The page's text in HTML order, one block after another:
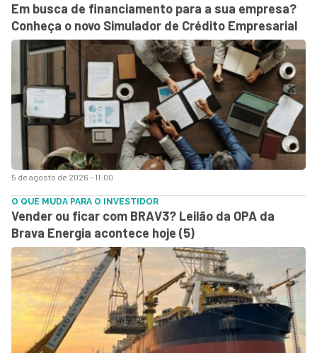
5 de agosto de 2026 - 11:00
Em busca de financiamento para a sua empresa?
Conheça o novo Simulador de Crédito Empresarial
O QUE MUDA PARA O INVESTIDOR
Vender ou ficar com BRAV3? Leilão da OPA da
Brava Energia acontece hoje (5)